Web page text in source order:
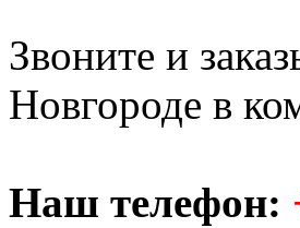
Звоните и
Новгороде в
Наш телефон: